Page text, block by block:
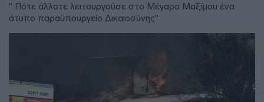
" Πότε άλλοτε λειτουργούσε στο Μέγαρο Μαξίμου ένα
άτυπο παραϋπουργείο Δικαιοσύνης"